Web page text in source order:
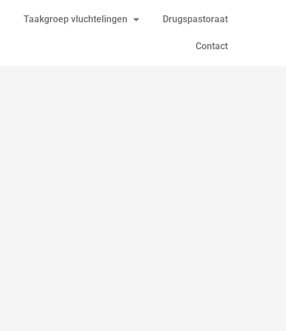
Taakgroep vluchtelingen Drugspastoraat
Contact